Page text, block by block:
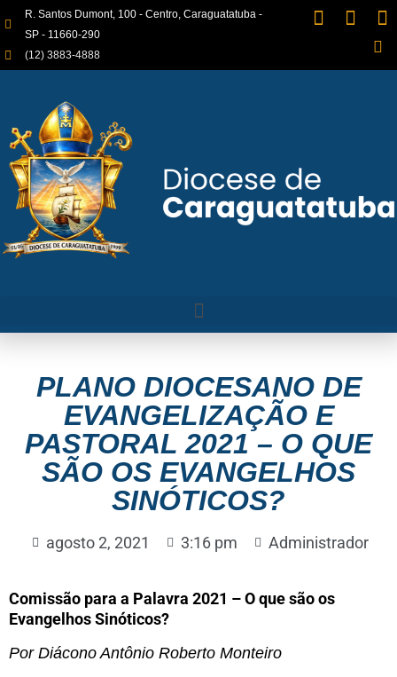
R. Santos Dumont, 100 - Centro, Caraguatatuba -
SP - 11660-290
(12) 3883-4888
PLANO DIOCESANO DE
EVANGELIZAÇÃO E
PASTORAL 2021 – O QUE
SÃO OS EVANGELHOS
SINÓTICOS?
agosto 2, 2021 3:16 pm Administrador
Comissão para a Palavra 2021 –O que são os
Evangelhos Sinóticos?
Por Diácono Antônio Roberto Monteiro